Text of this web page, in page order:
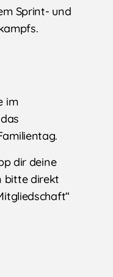
Sprint- und
im
dir deine
bitte direkt